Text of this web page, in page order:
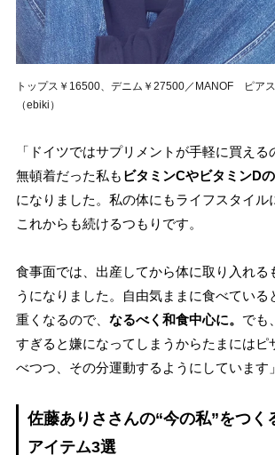
トップス￥16500、デニム￥27500／MANOF ピア
（ebiki）
「ドイツではサプリメントが手軽に買え
無頓着だった私も ビタミンCやビタミンD
になりました。私の体にもライフスタイル
これからも続けるつもりです。
食事面では、出産してから体に取り入れる
うになりました。自由気ままに食べている
重くなるので、 なるべく和食中心に。 でも
すぎると嫌になってしまうからたまにはピ
べつつ、その分運動するようにしています
佐藤ありささんの“今の私”をつく
アイテム3選